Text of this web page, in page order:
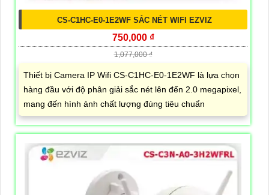
CS-C1HC-E0-1E2WF SẮC NÉT WIFI EZVIZ
750,000 ₫
1,077,000 ₫
Thiết bị Camera IP Wifi CS-C1HC-E0-1E2WF là lựa chọn
hàng đầu với độ phân giải sắc nét lên đến 2.0 megapixel,
mang đến hình ảnh chất lượng đúng tiêu chuẩn